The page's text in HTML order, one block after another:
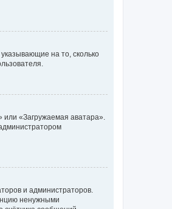
на то, сколько
«Загружаемая аватара».
и администраторов.
ненужными